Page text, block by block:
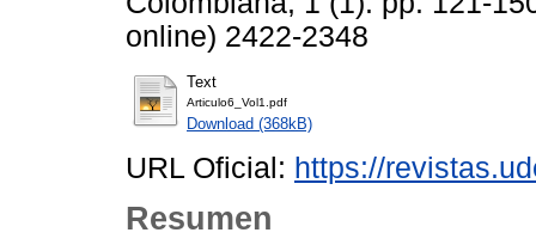
online) 2422-2348
Text
Articulo6_Vol1.pdf
Download (368kB)
URL Oficial: https://
Resumen